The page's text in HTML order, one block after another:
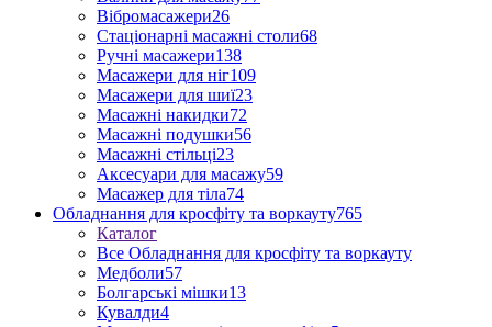
Вібромасажери26
Стаціонарні масажні столи68
Ручні масажери138
Масажери для ніг109
Масажери для шиї23
Масажні накидки72
Масажні подушки56
Масажні стільці23
Аксесуари для масажу59
Масажер для тіла74
Обладнання для кросфіту та воркауту765
Каталог
Все Обладнання для кросфіту та воркауту
Медболи57
Болгарські мішки13
Кувалди4